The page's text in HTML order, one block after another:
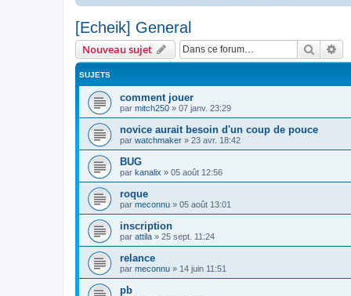
[Echeik] General
Nouveau sujet
SUJETS
comment jouer
par mitch250 » 07 janv. 23:29
novice aurait besoin d'un coup de pouce
par watchmaker » 23 avr. 18:42
BUG
par kanalix » 05 août 12:56
roque
par meconnu » 05 août 13:01
inscription
par attila » 25 sept. 11:24
relance
par meconnu » 14 juin 11:51
pb